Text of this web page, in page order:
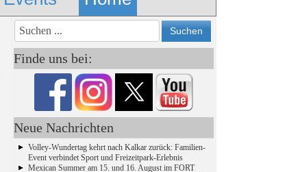
Finde uns bei:
Neue Nachrichten
Volley-Wundertag kehrt nach Kalkar zurück: Familien-
Event verbindet Sport und Freizeitpark-Erlebnis
Mexican Summer am 15. und 16. August im FORT
Vorheriges
Jahr
Vorheriger
Monat
Nächstes
Jahr
Nächstes
Monat